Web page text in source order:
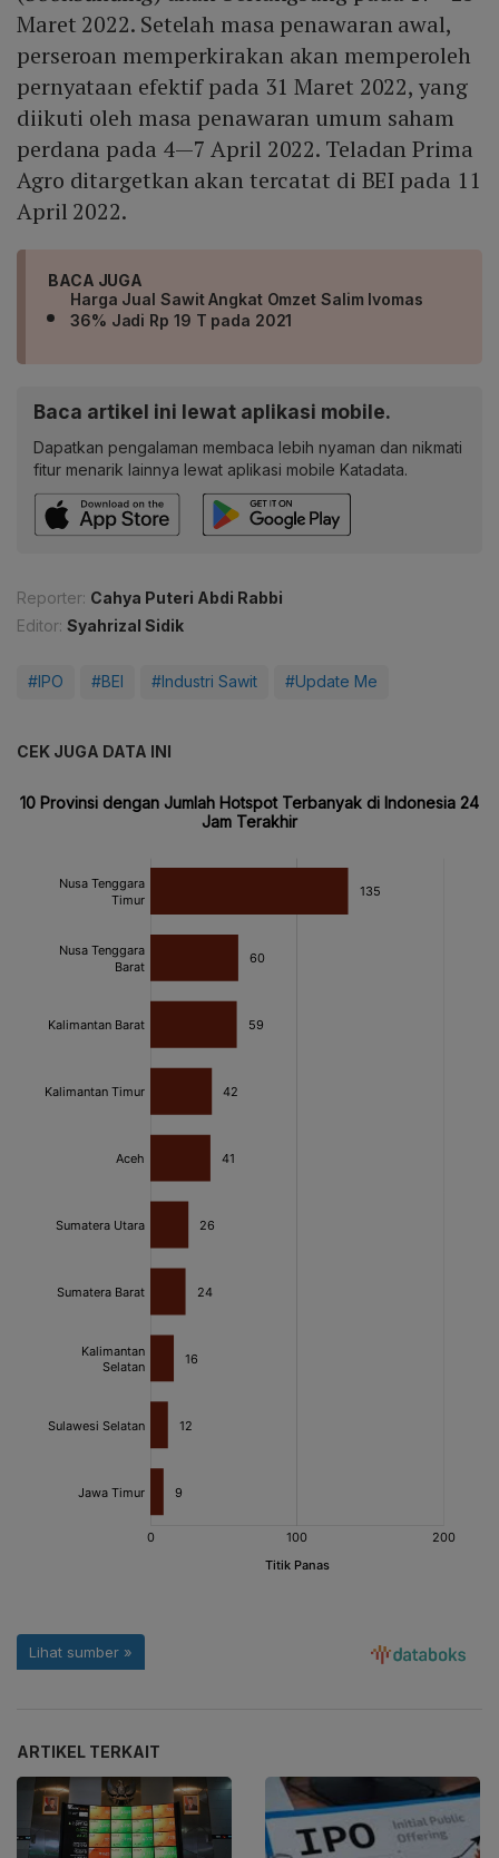
Maret 2022. Setelah masa penawaran awal,
perseroan memperkirakan akan memperoleh
pernyataan efektif pada 31 Maret 2022, yang
diikuti oleh masa penawaran umum saham
perdana pada 4—7 April 2022. Teladan Prima
Agro ditargetkan akan tercatat di BEI pada 11
April 2022.
BACA JUGA
Harga Jual Sawit Angkat Omzet Salim Ivomas
36% Jadi Rp 19 T pada 2021
Baca artikel ini lewat aplikasi mobile.
Dapatkan pengalaman membaca lebih nyaman dan nikmati
fitur menarik lainnya lewat aplikasi mobile Katadata.
Reporter: Cahya Puteri Abdi Rabbi
Editor: Syahrizal Sidik
#IPO #BEI #Industri Sawit #Update Me
CEK JUGA DATA INI
ARTIKEL TERKAIT